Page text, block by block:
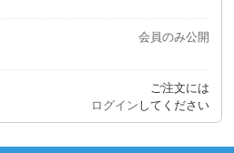
会員のみ公開
ご注文には
ログイン してください